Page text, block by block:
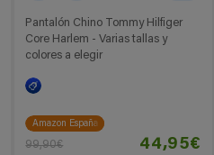
Pantalón Chino Tommy Hilfiger
Core Harlem - Varias tallas y
colores a elegir
Amazon España
99,90€ 44,95€